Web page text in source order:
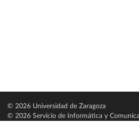
© 2026 Universidad de Zaragoza
© 2026 Servicio de Informática y